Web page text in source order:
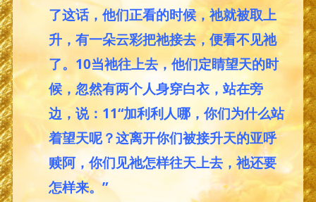
了这话，他们正看的时候，祂就被取上
升，有一朵云彩把祂接去，便看不见祂
了。10当祂往上去，他们定睛望天的时
候，忽然有两个人身穿白衣，站在旁
边，说：11“加利利人哪，你们为什么站
着望天呢？这离开你们被接升天的亚呼
赎阿，你们见祂怎样往天上去，祂还要
怎样来。”